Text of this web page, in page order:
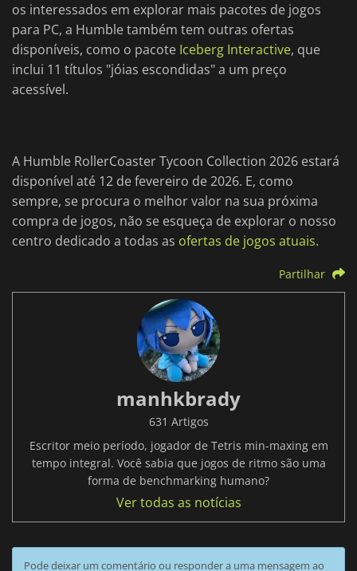
os interessados em explorar mais pacotes de jogos
para PC, a Humble também tem outras ofertas
disponíveis, como o pacote Iceberg Interactive, que
inclui 11 títulos "jóias escondidas" a um preço
acessível.
A Humble RollerCoaster Tycoon Collection 2026 estará
disponível até 12 de fevereiro de 2026. E, como
sempre, se procura o melhor valor na sua próxima
compra de jogos, não se esqueça de explorar o nosso
centro dedicado a todas as ofertas de jogos atuais.
Partilhar
manhkbrady
631 Artigos
Escritor meio período, jogador de Tetris min-maxing em
tempo integral. Você sabia que jogos de ritmo são uma
forma de benchmarking humano?
Ver todas as notícias
Pode deixar um comentário ou responder a uma mensagem ao